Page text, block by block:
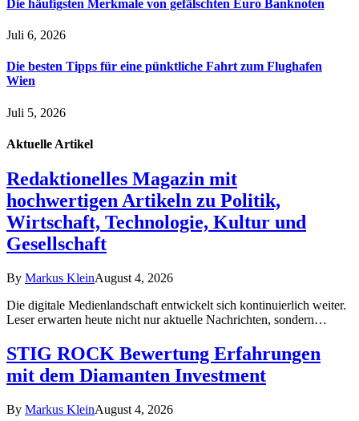
Die häufigsten Merkmale von gefälschten Euro Banknoten
Juli 6, 2026
Die besten Tipps für eine pünktliche Fahrt zum Flughafen
Wien
Juli 5, 2026
Aktuelle Artikel
Redaktionelles Magazin mit
hochwertigen Artikeln zu Politik,
Wirtschaft, Technologie, Kultur und
Gesellschaft
By Markus KleinAugust 4, 2026
Die digitale Medienlandschaft entwickelt sich kontinuierlich weiter.
Leser erwarten heute nicht nur aktuelle Nachrichten, sondern…
STIG ROCK Bewertung Erfahrungen
mit dem Diamanten Investment
By Markus KleinAugust 4, 2026